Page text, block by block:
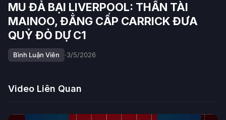
MU ĐẢ BẠI LIVERPOOL: THẦN TÀI
MAINOO, ĐẲNG CẤP CARRICK ĐƯA
QUỶ ĐỎ DỰ C1
Bình Luận Viên ·3/5/2026
Video Liên Quan